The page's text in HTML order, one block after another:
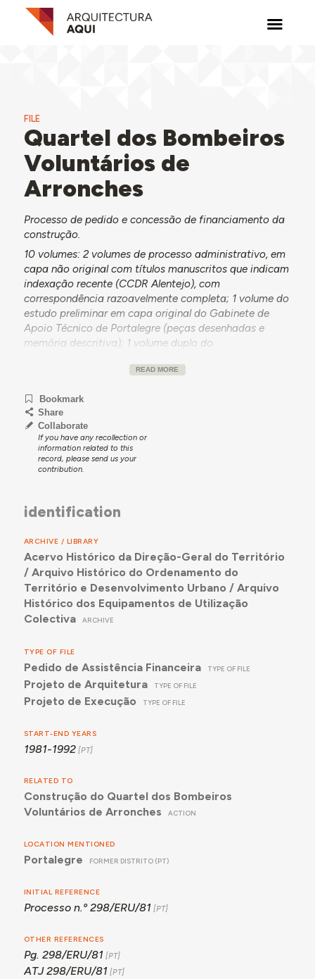
FILE
Quartel dos Bombeiros
Voluntários de
Arronches
Processo de pedido e concessão de financiamento da
construção.
10 volumes: 2 volumes de processo administrativo, em
capa não original com títulos manuscritos que indicam
indexação recente (CCDR Alentejo), com
correspondência razoavelmente completa; 1 volume do
estudo preliminar em capa original do Gabinete de
Apoio Técnico de Portalegre (peças desenhadas e
memória descritiva); 1 volume duplo do
volume do projeto de arquitetura (peças desenhadas);
desenhadas); 1 volume do projeto de eletricidade
(peças desenhadas); 1 volume do processo do concurso
[em capa não original]; 1 volume com projeto de
drenagem (peças desenhadas e memória descritiva); e
1 volume de peças escritas. [com exceção dos volumes
READ MORE
Bookmark
Share
Collaborate
If you have any recollection or
information related to this
record, please send us your
contribution.
identification
ARCHIVE / LIBRARY
Acervo Histórico da Direção-Geral do Território
/ Arquivo Histórico do Ordenamento do
Território e Desenvolvimento Urbano / Arquivo
Histórico dos Equipamentos de Utilização
Colectiva
ARCHIVE
TYPE OF FILE
Pedido de Assistência Financeira TYPE OF FILE
Projeto de Arquitetura TYPE OF FILE
Projeto de Execução TYPE OF FILE
START-END YEARS
1981-1992
RELATED TO
Construção do Quartel dos Bombeiros
Voluntários de Arronches
ACTION
LOCATION MENTIONED
Portalegre FORMER DISTRITO (PT)
INITIAL REFERENCE
Processo n.º 298/ERU/81
OTHER REFERENCES
Pg. 298/ERU/81
ATJ 298/ERU/81